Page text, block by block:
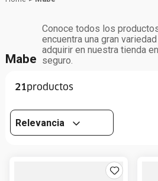
Mabe
Conoce todos los
encuentra una gran
adquirir en nuestra tienda
seguro.
21
Relevancia